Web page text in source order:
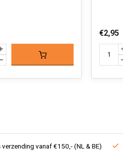
€2,95
verzending vanaf €150,- (NL & BE)